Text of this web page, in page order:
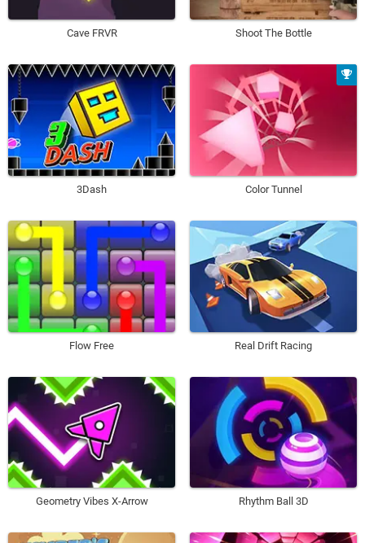
Cave FRVR Shoot The Bottle
3Dash Color Tunnel
Flow Free Real Drift Racing
Geometry Vibes X-Arrow Rhythm Ball 3D